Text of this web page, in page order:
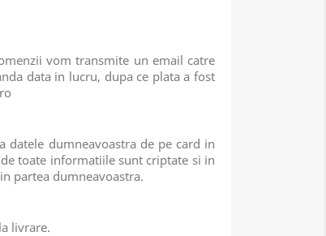
vom transmite un email catre
data in lucru, dupa ce plata a fost
datele dumneavoastra de pe card in
toate informatiile sunt criptate si in
partea dumneavoastra.
livrare.